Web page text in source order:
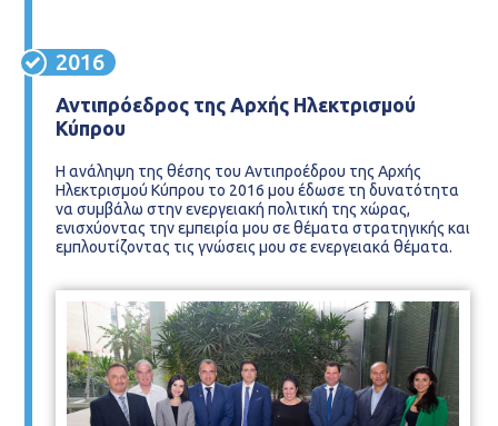
2016
Αντιπρόεδρος της Αρχής Ηλεκτρισμού
Κύπρου
Η ανάληψη της θέσης του Αντιπροέδρου της Αρχής
Ηλεκτρισμού Κύπρου το 2016 μου έδωσε τη δυνατότητα
να συμβάλω στην ενεργειακή πολιτική της χώρας,
ενισχύοντας την εμπειρία μου σε θέματα στρατηγικής και
εμπλουτίζοντας τις γνώσεις μου σε ενεργειακά θέματα.